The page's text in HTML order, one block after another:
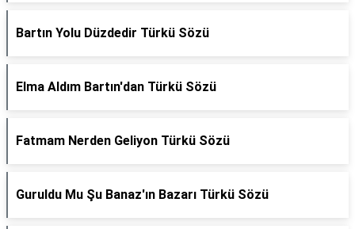
Bartın Yolu Düzdedir Türkü Sözü
Elma Aldım Bartın'dan Türkü Sözü
Fatmam Nerden Geliyon Türkü Sözü
Guruldu Mu Şu Banaz'ın Bazarı Türkü Sözü